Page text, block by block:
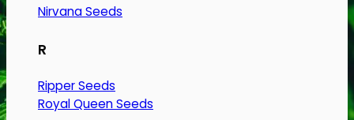
Nirvana Seeds
R
Ripper Seeds
Royal Queen Seeds